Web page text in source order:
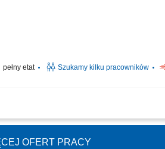
pełny etat Szukamy kilku pracowników
z menu à la carte. Nadzorowanie
OFERT PRACY